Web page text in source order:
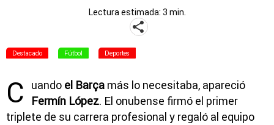
Lectura estimada: 3 min.
Destacado Fútbol Deportes
C uando el Barça más lo necesitaba, apareció
Fermín López. El onubense firmó el primer
triplete de su carrera profesional y regaló al equipo